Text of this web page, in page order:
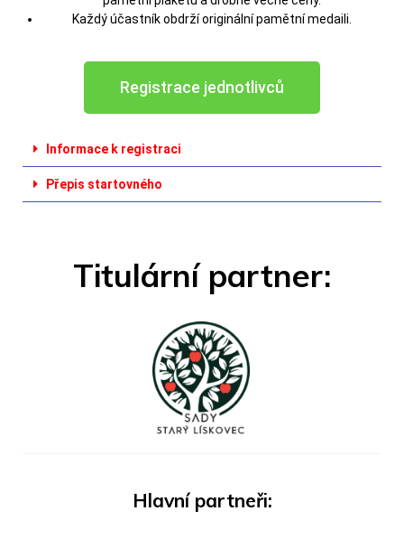
Každý účastník obdrží originální pamětní medaili.
Registrace jednotlivců
Informace k registraci
Přepis startovného
Titulární partner:
Hlavní partneři: